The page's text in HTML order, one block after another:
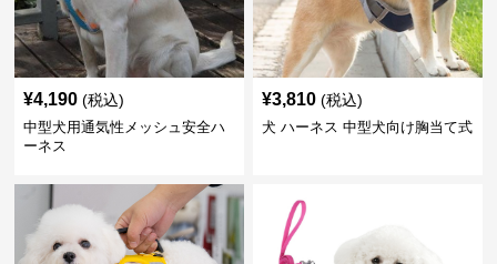
¥4,190 (税込)
中型犬用通気性メッシュ安全ハ
ーネス
¥3,810 (税込)
犬 ハーネス 中型犬向け胸当て式